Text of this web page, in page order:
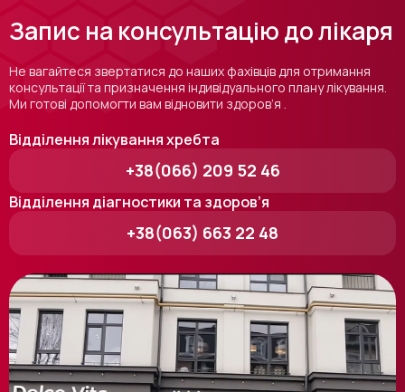
Запис на консультацію до лікаря
Не вагайтеся звертатися до наших фахівців для отримання
консультації та призначення індивідуального плану лікування.
Ми готові допомогти вам відновити здоров’я .
Відділення лікування хребта
+38(066) 209 52 46
Відділення діагностики та здоров’я
+38(063) 663 22 48